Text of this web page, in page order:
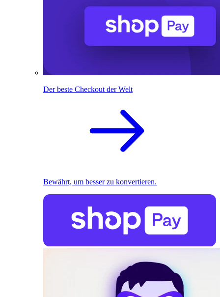
Der beste Checkout der Welt
Bewährt, um besser zu konvertieren.